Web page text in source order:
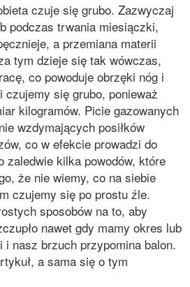
czuje się grubo. Zazwyczaj
podczas trwania miesiączki,
a przemiana materii
tym dzieje się tak wówczas,
co powoduje obrzęki nóg i
czujemy się grubo, ponieważ
kilogramów. Picie gazowanych
wzdymających posiłków
co w efekcie prowadzi do
zaledwie kilka powodów, które
że nie wiemy, co na siebie
czujemy się po prostu źle.
sposobów na to, aby
nawet gdy mamy okres lub
i nasz brzuch przypomina balon.
a sama się o tym